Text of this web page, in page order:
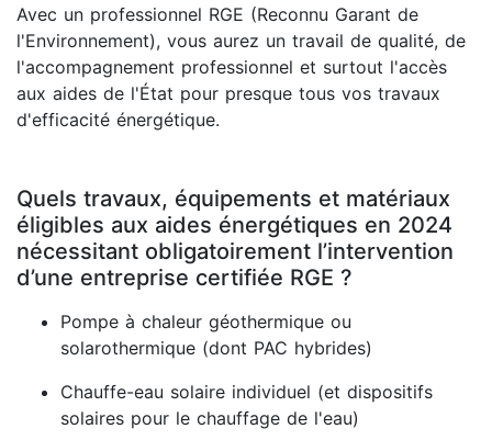
Avec un professionnel RGE (Reconnu Garant de
l'Environnement), vous aurez un travail de qualité, de
l'accompagnement professionnel et surtout l'accès
aux aides de l'État pour presque tous vos travaux
d'efficacité énergétique.
Quels travaux, équipements et matériaux
éligibles aux aides énergétiques en 2024
nécessitant obligatoirement l’intervention
d’une entreprise certifiée RGE ?
Pompe à chaleur géothermique ou
solarothermique (dont PAC hybrides)
Chauffe-eau solaire individuel (et dispositifs
solaires pour le chauffage de l'eau)